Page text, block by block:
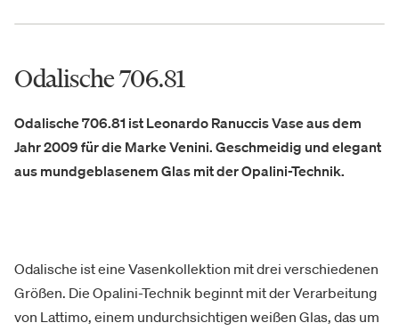
Odalische 706.81
Odalische 706.81 ist Leonardo Ranuccis Vase aus dem
Jahr 2009 für die Marke Venini. Geschmeidig und elegant
aus mundgeblasenem Glas mit der Opalini-Technik.
Odalische ist eine Vasenkollektion mit drei verschiedenen
Größen. Die Opalini-Technik beginnt mit der Verarbeitung
von Lattimo, einem undurchsichtigen weißen Glas, das um